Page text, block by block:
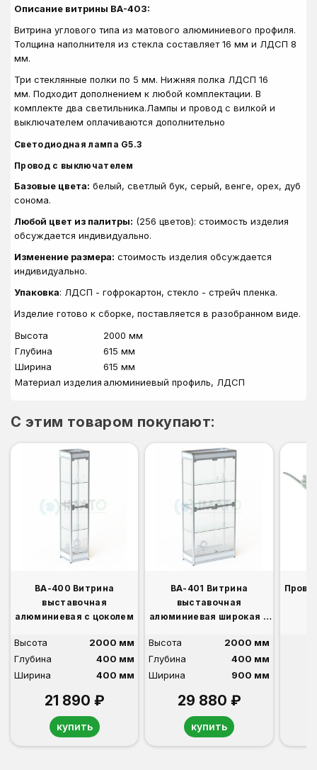
Описание витрины ВА-403:
Витрина углового типа из матового алюминиевого профиля.
Толщина наполнителя из стекла составляет 16 мм и ЛДСП 8
мм.
Три стеклянные полки по 5 мм. Нижняя полка ЛДСП 16
мм. Подходит дополнением к любой комплектации. В
комплекте два светильника.Лампы и провод с вилкой и
выключателем оплачиваются дополнительно
Светодиодная лампа G5.3
Провод с выключателем
Базовые цвета: белый, светлый бук, серый, венге, орех, дуб
сонома.
Любой цвет из палитры: (256 цветов): стоимость изделия
обсуждается индивидуально.
Изменение размера: стоимость изделия обсуждается
индивидуально.
Упаковка: ЛДСП - гофрокартон, стекло - стрейч пленка.
Изделие готово к сборке, поставляется в разобранном виде.
Высота
2000 мм
Глубина
615 мм
Ширина
615 мм
Материал изделия алюминиевый профиль, ЛДСП
C этим товаром покупают:
ВА-400 Витрина
выставочная
алюминиевая с цоколем
Высота
2000 мм
Глубина
400 мм
Ширина
400 мм
21 890 ₽
купить
ВА-401 Витрина
выставочная
алюминиевая широкая с
Высота
2000 мм
Глубина
400 мм
Ширина
900 мм
29 880 ₽
купить